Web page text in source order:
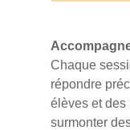
Chaque
répondre
élèves et des
surmonter